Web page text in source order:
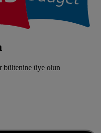
bültenine üye olun